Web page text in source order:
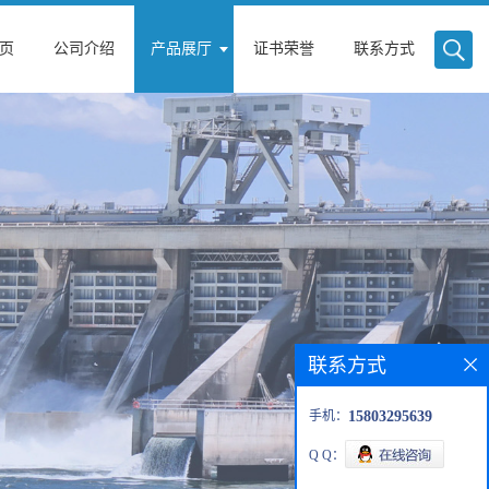
公司介绍 产品展厅 证书荣誉 联系方式
联系方式
手机： 15803295639
Q Q：